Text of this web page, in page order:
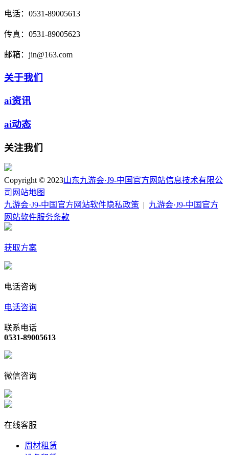
电话： 0531-89005613
传真： 0531-89005623
邮箱： jin@163.com
关于我们
ai资讯
ai动态
关注我们
Copyright © 2023山东九游会·J9-中国官方网站信息技术有限公
司 网站地图
九游会·J9-中国官方网站软件隐私政策
九游会·J9-中国官方
网站软件服务条款
获取方案
电话咨询
电话咨询
联系电话
0531-89005613
微信咨询
在线客服
周材租赁